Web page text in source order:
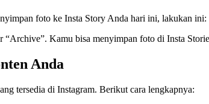
foto ke Insta Story Anda hari ini, lakukan ini:
Kamu bisa menyimpan foto di Insta
Anda
tersedia di Instagram. Berikut cara lengkapnya: